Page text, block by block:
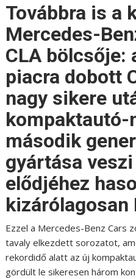
Továbbra is a
Mercedes-
CLA bölcsője:
piacra dobott
nagy sikere
kompaktautó-
második
gyártása
elődjéhez
kizárólagosan
Ezzel a Mercedes-Benz Cars
tavaly elkezdett sorozatot,
rekordidő alatt az új
gördült le sikeresen három